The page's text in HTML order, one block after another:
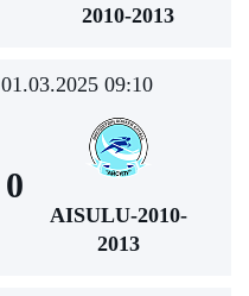
2010-2013
01.03.2025 09:10
0
AISULU-2010-
2013